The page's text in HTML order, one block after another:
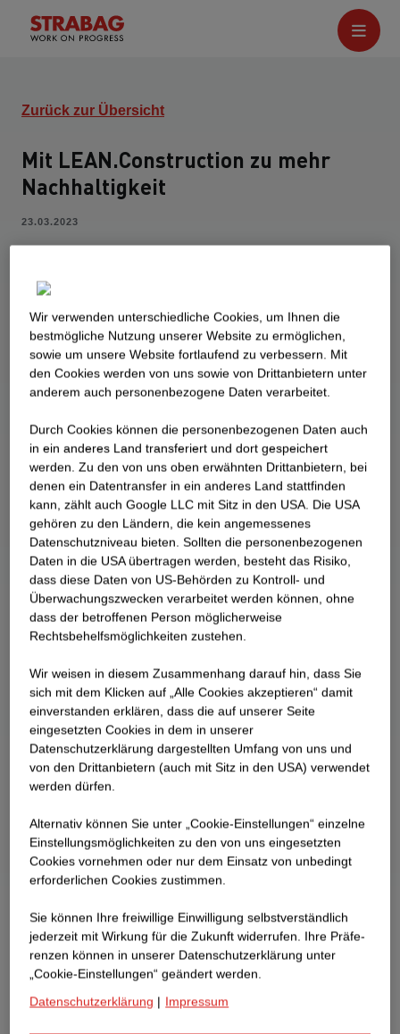
Zurück zur Übersicht
Mit LEAN.Construction zu mehr
Nachhaltigkeit
23.03.2023
Verschwendung von Material, Zeit und
Arbeitskräften minimieren – das ist das Ziel von
LEAN.Construction und damit auch von Anna, die
als Prozessberaterin bei STRABAG arbeitet. Mehr
zu Anna und ihrer Tätigkeit gibt's in der aktuellen
Podcast-Folge "Career to Go" von Studydrive.
Wir verwenden unterschiedliche Cookies, um Ihnen die
best­mögliche Nutzung unserer Website zu ermöglichen,
sowie um unsere Website fortlaufend zu verbessern. Mit
den Cookies werden von uns sowie von Drittanbietern unter
anderem auch personenbezogene Daten verarbeitet.
Durch Cookies können die personenbezogenen Daten auch
in ein anderes Land transferiert und dort gespeichert
werden. Zu den von uns oben erwähnten Drittanbietern, bei
denen ein Datentransfer in ein anderes Land stattfinden
kann, zählt auch Google LLC mit Sitz in den USA. Die USA
gehören zu den Ländern, die kein angemessenes
Datenschutzniveau bieten. Sollten die personenbezogenen
Daten in die USA übertragen werden, besteht das Risiko,
dass diese Daten von US-Behörden zu Kontroll- und
Überwachungszwecken verarbeitet werden können, ohne
dass der betroffenen Person möglicherweise
Rechtsbehelfsmöglichkeiten zustehen.
Wir weisen in diesem Zusammenhang darauf hin, dass Sie
sich mit dem Klicken auf „Alle Cookies akzeptieren“ damit
ein­ver­standen erklären, dass die auf unserer Seite
eingesetzten Cookies in dem in unserer
Datenschutzerklärung dargestellten Umfang von uns und
von den Drittanbietern (auch mit Sitz in den USA) verwendet
werden dürfen.
Alternativ können Sie unter „Cookie-Einstellungen“ einzelne
Einstellungsmöglichkeiten zu den von uns eingesetzten
Cookies vornehmen oder nur dem Einsatz von unbedingt
erforderlichen Cookies zustimmen.
Sie können Ihre freiwillige Einwilligung selbstverständlich
jederzeit mit Wirkung für die Zukunft widerrufen. Ihre Prä­fe­
renzen können in unserer Datenschutzerklärung unter
„Cookie-Einstellungen“ geändert werden.
Datenschutzerklärung | Impressum